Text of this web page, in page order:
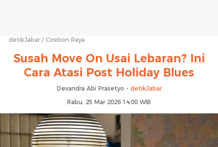
detikJabar Cirebon Raya
Susah Move On Usai Lebaran? Ini
Cara Atasi Post Holiday Blues
Devandra Abi Prasetyo - detikJabar
Rabu, 25 Mar 2026 14:00 WIB